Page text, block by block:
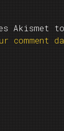
Akismet to
comment